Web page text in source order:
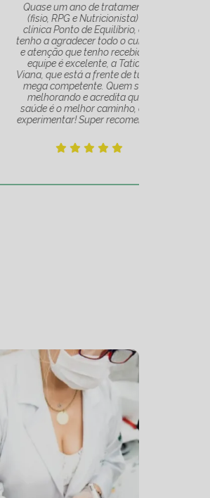
de tratamentos
na
Equilíbrio, e só
todo o cuidado
recebido. A
a Tatiana
frente de tudo, é
Quem se vê
acredita que a
caminho, deve
recomendo!!!